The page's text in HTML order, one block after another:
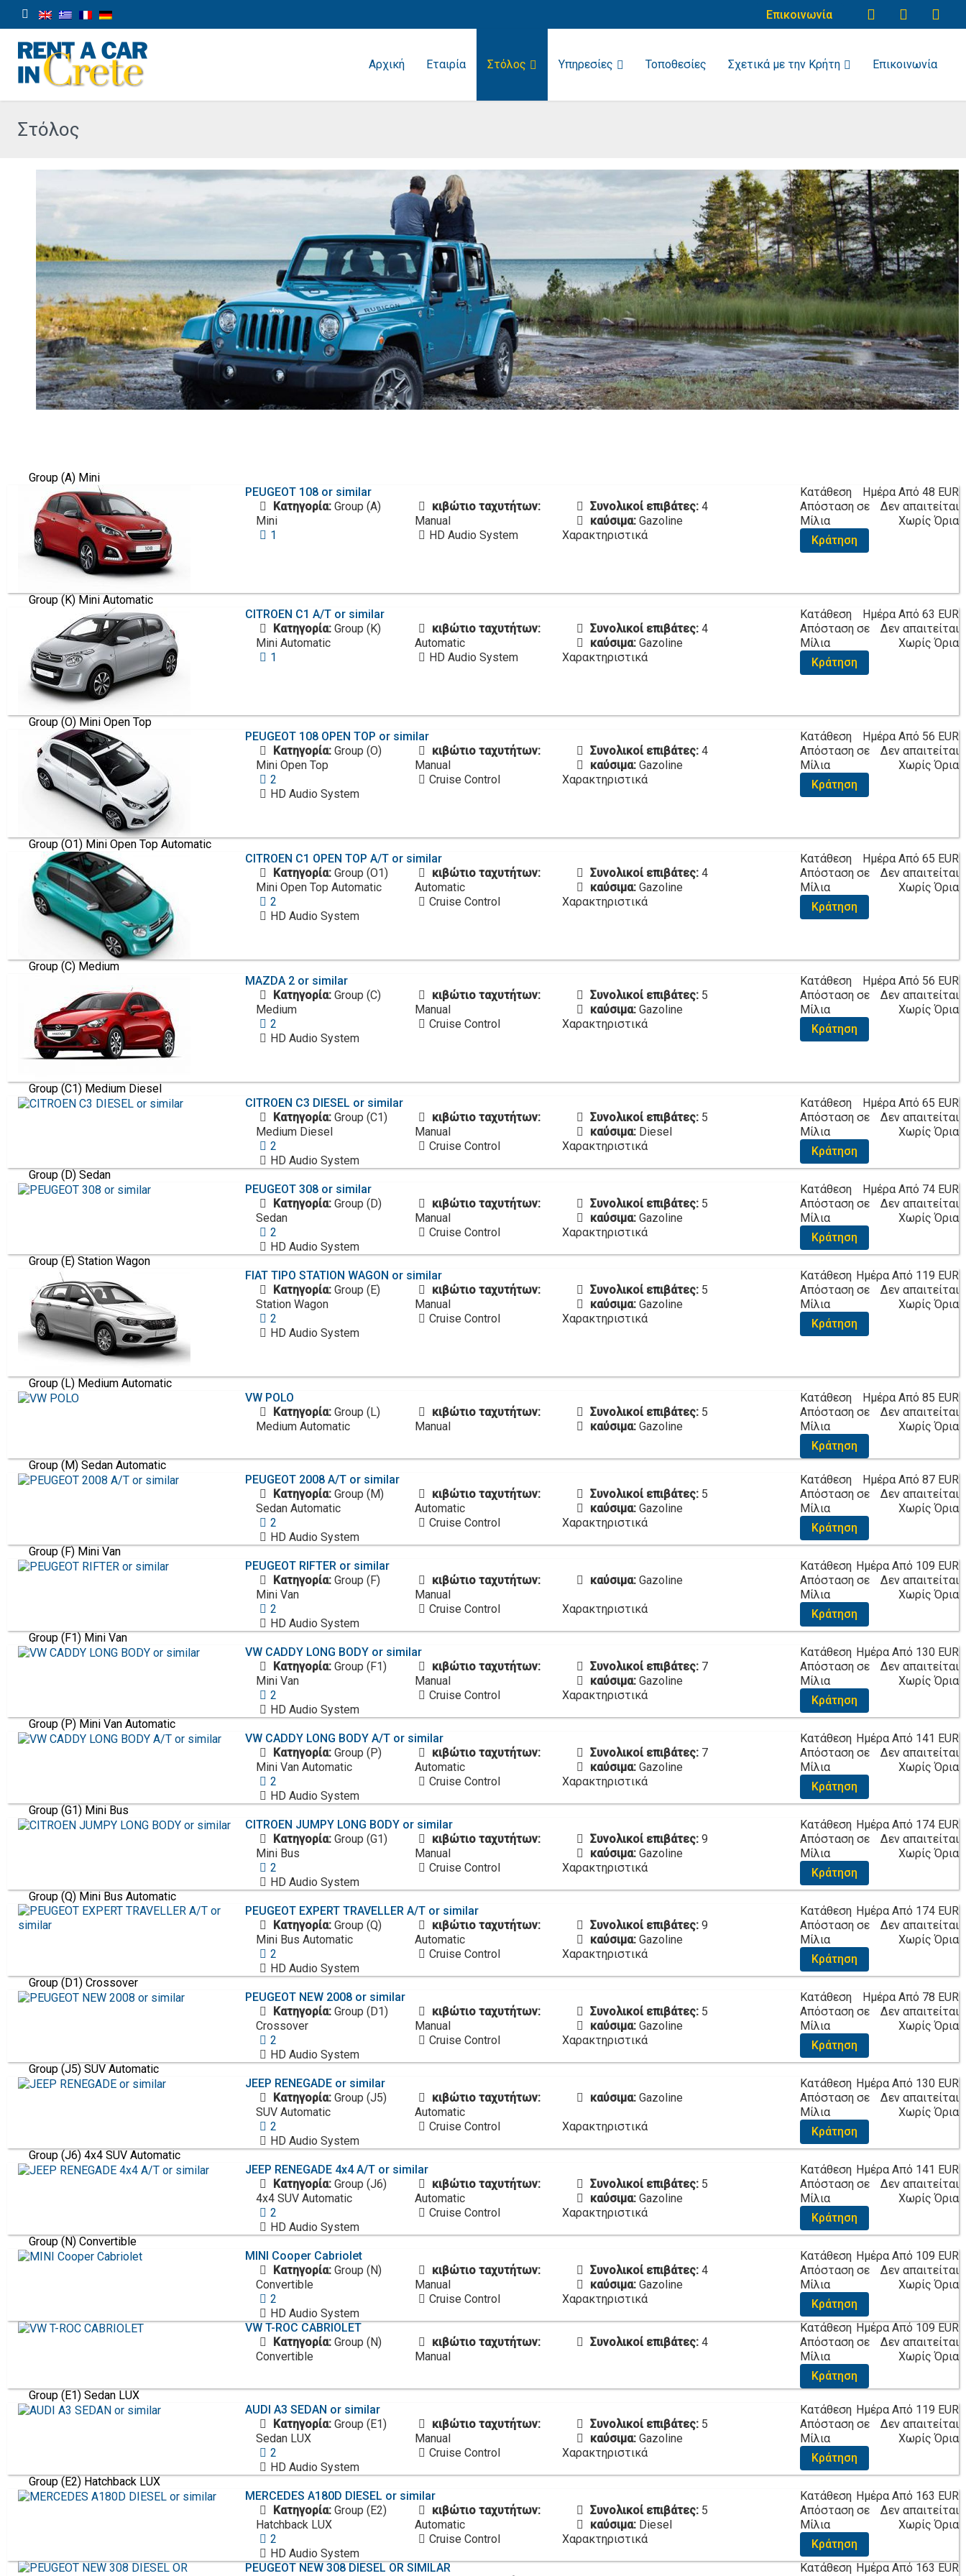
Επικοινωνία
Αρχική Εταιρία Στόλος Υπηρεσίες Τοποθεσίες Σχετικά με την Κρήτη Επικοινωνία
Στόλος
Group (A) Mini
PEUGEOT 108 or similar
Κατηγορία: Group (A)
Mini
κιβώτιο ταχυτήτων:
Manual
Συνολικοί επιβάτες:4
καύσιμα:Gazoline
Χαρακτηριστικά
1 HD Audio System
Ημέρα Από 48 EUR
Κατάθεση
Δεν απαιτείται
Απόσταση σε
Μίλια
Χωρίς Όρια
Κράτηση
Group (K) Mini Automatic
CITROEN C1 A/T or similar
Κατηγορία: Group (K)
Mini Automatic
κιβώτιο ταχυτήτων:
Automatic
Συνολικοί επιβάτες:4
καύσιμα:Gazoline
Χαρακτηριστικά
1 HD Audio System
Ημέρα Από 63 EUR
Κατάθεση
Δεν απαιτείται
Απόσταση σε
Μίλια
Χωρίς Όρια
Κράτηση
Group (O) Mini Open Top
PEUGEOT 108 OPEN TOP or similar
Κατηγορία: Group (O)
Mini Open Top
κιβώτιο ταχυτήτων:
Manual
Συνολικοί επιβάτες:4
καύσιμα:Gazoline
Χαρακτηριστικά
2
Cruise Control
HD Audio System
Ημέρα Από 56 EUR
Κατάθεση
Δεν απαιτείται
Απόσταση σε
Μίλια
Χωρίς Όρια
Κράτηση
Group (O1) Mini Open Top Automatic
CITROEN C1 OPEN TOP A/T or similar
Κατηγορία: Group (O1)
Mini Open Top Automatic
κιβώτιο ταχυτήτων:
Automatic
Συνολικοί επιβάτες:4
καύσιμα:Gazoline
Χαρακτηριστικά
2
Cruise Control
HD Audio System
Ημέρα Από 65 EUR
Κατάθεση
Δεν απαιτείται
Απόσταση σε
Μίλια
Χωρίς Όρια
Κράτηση
Group (C) Medium
MAZDA 2 or similar
Κατηγορία: Group (C)
Medium
κιβώτιο ταχυτήτων:
Manual
Συνολικοί επιβάτες: 5
καύσιμα:Gazoline
Χαρακτηριστικά
2
Cruise Control
HD Audio System
Ημέρα Από 56 EUR
Κατάθεση
Δεν απαιτείται
Απόσταση σε
Μίλια
Χωρίς Όρια
Κράτηση
Group (C1) Medium Diesel
CITROEN C3 DIESEL or similar
Κατηγορία: Group (C1)
Medium Diesel
κιβώτιο ταχυτήτων:
Manual
Συνολικοί επιβάτες: 5
καύσιμα: Diesel
Χαρακτηριστικά
2
Cruise Control
HD Audio System
Ημέρα Από 65 EUR
Κατάθεση
Δεν απαιτείται
Απόσταση σε
Μίλια
Χωρίς Όρια
Κράτηση
Group (D) Sedan
PEUGEOT 308 or similar
Κατηγορία: Group (D)
Sedan
κιβώτιο ταχυτήτων:
Manual
Συνολικοί επιβάτες: 5
καύσιμα:Gazoline
Χαρακτηριστικά
2
Cruise Control
HD Audio System
Ημέρα Από 74 EUR
Κατάθεση
Δεν απαιτείται
Απόσταση σε
Μίλια
Χωρίς Όρια
Κράτηση
Group (E) Station Wagon
FIAT TIPO STATION WAGON or similar
Κατηγορία: Group (E)
Station Wagon
κιβώτιο ταχυτήτων:
Manual
Συνολικοί επιβάτες: 5
καύσιμα:Gazoline
Χαρακτηριστικά
2
Cruise Control
HD Audio System
Ημέρα Από 119 EUR
Κατάθεση
Δεν απαιτείται
Απόσταση σε
Μίλια
Χωρίς Όρια
Κράτηση
Group (L) Medium Automatic
VW POLO
Κατηγορία: Group (L)
Medium Automatic
κιβώτιο ταχυτήτων:
Manual
Συνολικοί επιβάτες: 5
καύσιμα:Gazoline
Ημέρα Από 85 EUR
Κατάθεση
Δεν απαιτείται
Απόσταση σε
Μίλια
Χωρίς Όρια
Κράτηση
Group (M) Sedan Automatic
PEUGEOT 2008 A/T or similar
Κατηγορία: Group (M)
Sedan Automatic
κιβώτιο ταχυτήτων:
Automatic
Συνολικοί επιβάτες: 5
καύσιμα:Gazoline
Χαρακτηριστικά
2
Cruise Control
HD Audio System
Ημέρα Από 87 EUR
Κατάθεση
Δεν απαιτείται
Απόσταση σε
Μίλια
Χωρίς Όρια
Κράτηση
Group (F) Mini Van
PEUGEOT RIFTER or similar
Κατηγορία: Group (F)
Mini Van
κιβώτιο ταχυτήτων:
Manual
καύσιμα:Gazoline
Χαρακτηριστικά
2
Cruise Control
HD Audio System
Ημέρα Από 109 EUR
Κατάθεση
Δεν απαιτείται
Απόσταση σε
Μίλια
Χωρίς Όρια
Κράτηση
Group (F1) Mini Van
VW CADDY LONG BODY or similar
Κατηγορία: Group (F1)
Mini Van
κιβώτιο ταχυτήτων:
Manual
Συνολικοί επιβάτες: 7
καύσιμα:Gazoline
Χαρακτηριστικά
2
Cruise Control
HD Audio System
Ημέρα Από 130 EUR
Κατάθεση
Δεν απαιτείται
Απόσταση σε
Μίλια
Χωρίς Όρια
Κράτηση
Group (P) Mini Van Automatic
VW CADDY LONG BODY A/T or similar
Κατηγορία: Group (P)
Mini Van Automatic
κιβώτιο ταχυτήτων:
Automatic
Συνολικοί επιβάτες: 7
καύσιμα:Gazoline
Χαρακτηριστικά
2
Cruise Control
HD Audio System
Ημέρα Από 141 EUR
Κατάθεση
Δεν απαιτείται
Απόσταση σε
Μίλια
Χωρίς Όρια
Κράτηση
Group (G1) Mini Bus
CITROEN JUMPY LONG BODY or similar
Κατηγορία: Group (G1)
Mini Bus
κιβώτιο ταχυτήτων:
Manual
Συνολικοί επιβάτες:9
καύσιμα:Gazoline
Χαρακτηριστικά
2
Cruise Control
HD Audio System
Ημέρα Από 174 EUR
Κατάθεση
Δεν απαιτείται
Απόσταση σε
Μίλια
Χωρίς Όρια
Κράτηση
Group (Q) Mini Bus Automatic
PEUGEOT EXPERT TRAVELLER A/T or similar
Κατηγορία: Group (Q)
Mini Bus Automatic
κιβώτιο ταχυτήτων:
Automatic
Συνολικοί επιβάτες:9
καύσιμα:Gazoline
Χαρακτηριστικά
2
Cruise Control
HD Audio System
Ημέρα Από 174 EUR
Κατάθεση
Δεν απαιτείται
Απόσταση σε
Μίλια
Χωρίς Όρια
Κράτηση
Group (D1) Crossover
PEUGEOT NEW 2008 or similar
Κατηγορία: Group (D1)
Crossover
κιβώτιο ταχυτήτων:
Manual
Συνολικοί επιβάτες: 5
καύσιμα:Gazoline
Χαρακτηριστικά
2
Cruise Control
HD Audio System
Ημέρα Από 78 EUR
Κατάθεση
Δεν απαιτείται
Απόσταση σε
Μίλια
Χωρίς Όρια
Κράτηση
Group (J5) SUV Automatic
JEEP RENEGADE or similar
Κατηγορία: Group (J5)
SUV Automatic
κιβώτιο ταχυτήτων:
Automatic
καύσιμα:Gazoline
Χαρακτηριστικά
2
Cruise Control
HD Audio System
Ημέρα Από 130 EUR
Κατάθεση
Δεν απαιτείται
Απόσταση σε
Μίλια
Χωρίς Όρια
Κράτηση
Group (J6) 4x4 SUV Automatic
JEEP RENEGADE 4x4 A/T or similar
Κατηγορία: Group (J6)
4x4 SUV Automatic
κιβώτιο ταχυτήτων:
Automatic
Συνολικοί επιβάτες: 5
καύσιμα:Gazoline
Χαρακτηριστικά
2
Cruise Control
HD Audio System
Ημέρα Από 141 EUR
Κατάθεση
Δεν απαιτείται
Απόσταση σε
Μίλια
Χωρίς Όρια
Κράτηση
Group (N) Convertible
MINI Cooper Cabriolet
Κατηγορία: Group (N)
Convertible
κιβώτιο ταχυτήτων:
Manual
Συνολικοί επιβάτες:4
καύσιμα:Gazoline
Χαρακτηριστικά
2
Cruise Control
HD Audio System
Ημέρα Από 109 EUR
Κατάθεση
Δεν απαιτείται
Απόσταση σε
Μίλια
Χωρίς Όρια
Κράτηση
VW T-ROC CABRIOLET
Κατηγορία: Group (N)
Convertible
κιβώτιο ταχυτήτων:
Manual
Συνολικοί επιβάτες:4
Ημέρα Από 109 EUR
Κατάθεση
Δεν απαιτείται
Απόσταση σε
Μίλια
Χωρίς Όρια
Κράτηση
Group (E1) Sedan LUX
AUDI A3 SEDAN or similar
Κατηγορία: Group (E1)
Sedan LUX
κιβώτιο ταχυτήτων:
Manual
Συνολικοί επιβάτες: 5
καύσιμα:Gazoline
Χαρακτηριστικά
2
Cruise Control
HD Audio System
Ημέρα Από 119 EUR
Κατάθεση
Δεν απαιτείται
Απόσταση σε
Μίλια
Χωρίς Όρια
Κράτηση
Group (E2) Hatchback LUX
MERCEDES A180D DIESEL or similar
Κατηγορία: Group (E2)
Hatchback LUX
κιβώτιο ταχυτήτων:
Automatic
Συνολικοί επιβάτες: 5
καύσιμα: Diesel
Χαρακτηριστικά
2
Cruise Control
HD Audio System
Ημέρα Από 163 EUR
Κατάθεση
Δεν απαιτείται
Απόσταση σε
Μίλια
Χωρίς Όρια
Κράτηση
PEUGEOT NEW 308 DIESEL OR SIMILAR
Ημέρα Από 163 EUR
Κατάθεση